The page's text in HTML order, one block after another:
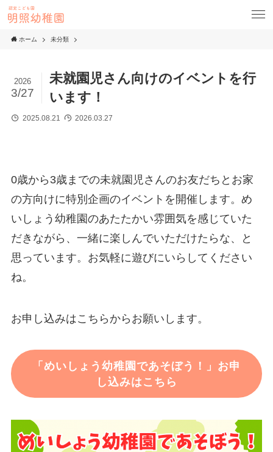
ホーム 未分類
未就園児さん向けのイベントを行
います！
2026
3/27
2025.08.21 2026.03.27
0歳から3歳までの未就園児さんのお友だちとお家
の方向けに特別企画のイベントを開催します。め
いしょう幼稚園のあたたかい雰囲気を感じていた
だきながら、一緒に楽しんでいただけたらな、と
思っています。お気軽に遊びにいらしてください
ね。
お申し込みはこちらからお願いします。
「めいしょう幼稚園であそぼう！」お申
し込みはこちら